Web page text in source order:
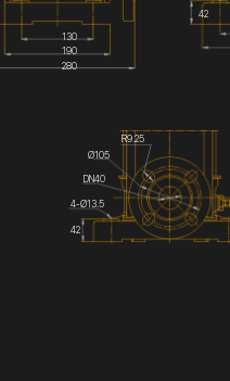
130
190
280
42
DN40
R9.25
Ø105
4-Ø13.5
42